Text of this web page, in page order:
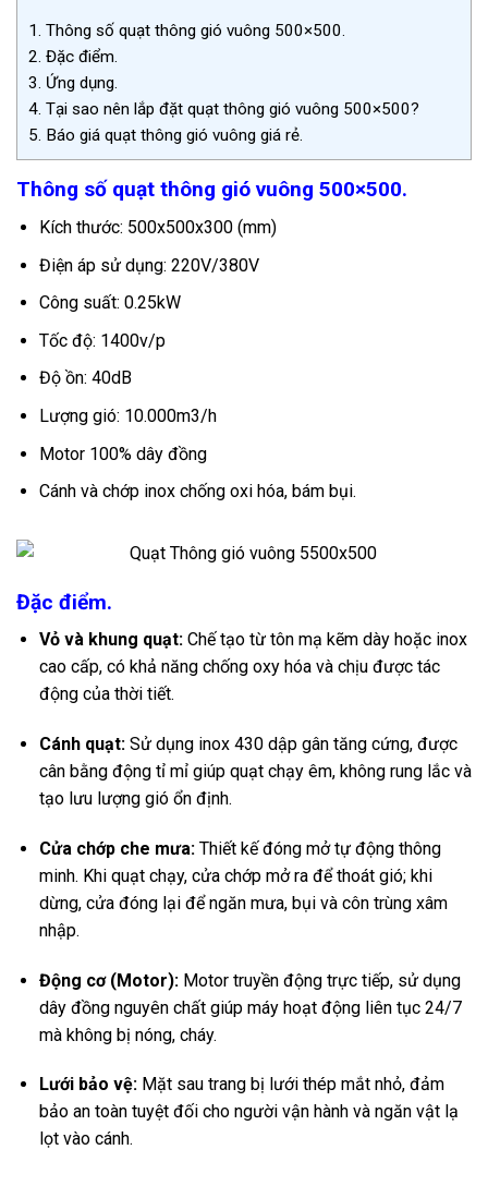
1. Thông số quạt thông gió vuông 500×500.
2. Đặc điểm.
3. Ứng dụng.
4. Tại sao nên lắp đặt quạt thông gió vuông 500×500?
5. Báo giá quạt thông gió vuông giá rẻ.
Thông số quạt thông gió vuông 500×500.
Kích thước: 500x500x300 (mm)
Điện áp sử dụng: 220V/380V
Công suất: 0.25kW
Tốc độ: 1400v/p
Độ ồn: 40dB
Lượng gió: 10.000m3/h
Motor 100% dây đồng
Cánh và chớp inox chống oxi hóa, bám bụi.
Đặc điểm.
Vỏ và khung quạt:Chế tạo từ tôn mạ kẽm dày hoặc inox
cao cấp, có khả năng chống oxy hóa và chịu được tác
động của thời tiết.
Cánh quạt:Sử dụng inox 430 dập gân tăng cứng, được
cân bằng động tỉ mỉ giúp quạt chạy êm, không rung lắc và
tạo lưu lượng gió ổn định.
Cửa chớp che mưa:Thiết kế đóng mở tự động thông
minh. Khi quạt chạy, cửa chớp mở ra để thoát gió; khi
dừng, cửa đóng lại để ngăn mưa, bụi và côn trùng xâm
nhập.
Động cơ (Motor):Motor truyền động trực tiếp, sử dụng
dây đồng nguyên chất giúp máy hoạt động liên tục 24/7
mà không bị nóng, cháy.
Lưới bảo vệ:Mặt sau trang bị lưới thép mắt nhỏ, đảm
bảo an toàn tuyệt đối cho người vận hành và ngăn vật lạ
lọt vào cánh.